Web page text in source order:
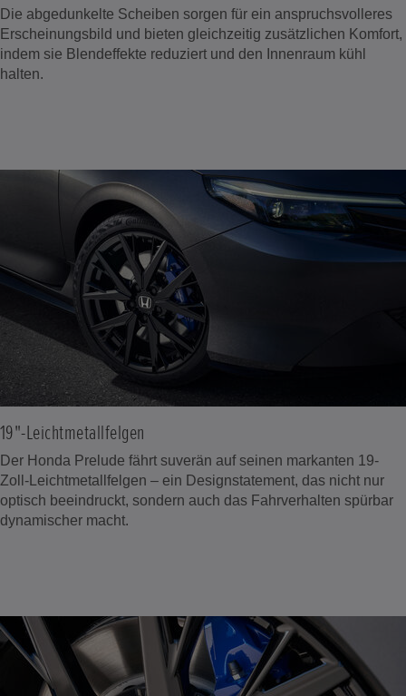
Die abgedunkelte Scheiben sorgen für ein anspruchsvolleres
Erscheinungsbild und bieten gleichzeitig zusätzlichen Komfort,
indem sie Blendeffekte reduziert und den Innenraum kühl
halten.
19"-Leichtmetallfelgen
Der Honda Prelude fährt suverän auf seinen markanten 19-
Zoll-Leichtmetallfelgen – ein Designstatement, das nicht nur
optisch beeindruckt, sondern auch das Fahrverhalten spürbar
dynamischer macht.